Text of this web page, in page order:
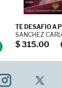
TE DESAFIO A
SANCHEZ
$ 315.00